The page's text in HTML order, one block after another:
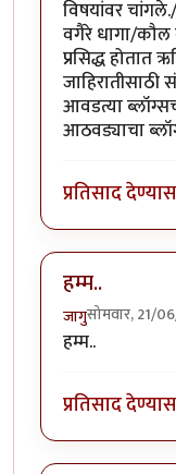
विषयांवर
वगैरे धागा/
प्रसिद्ध
जाहिरातीसाठी
आवडत्या
आठवड्याचा
प्रतिसाद
हम्म..
जागुसोमवार, 21/
हम्म..
प्रतिसाद